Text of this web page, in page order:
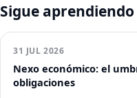
Sigue aprendiendo
31 JUL 2026
Nexo económico: el
obligaciones